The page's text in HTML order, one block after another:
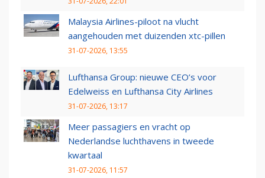
Malaysia Airlines-piloot na vlucht
aangehouden met duizenden xtc-pillen
31-07-2026, 13:55
Lufthansa Group: nieuwe CEO’s voor
Edelweiss en Lufthansa City Airlines
31-07-2026, 13:17
Meer passagiers en vracht op
Nederlandse luchthavens in tweede
kwartaal
31-07-2026, 11:57